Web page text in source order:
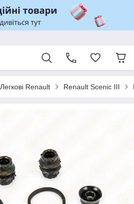
Легкові Renault Renault Scenic III